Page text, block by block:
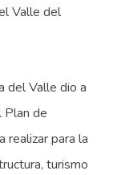
Valle del
del Valle dio a
Plan de
realizar para la
turismo